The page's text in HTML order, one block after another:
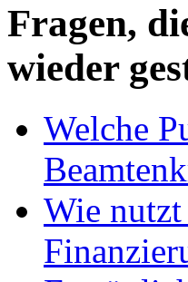
Fragen,
wieder
Welche
Wie